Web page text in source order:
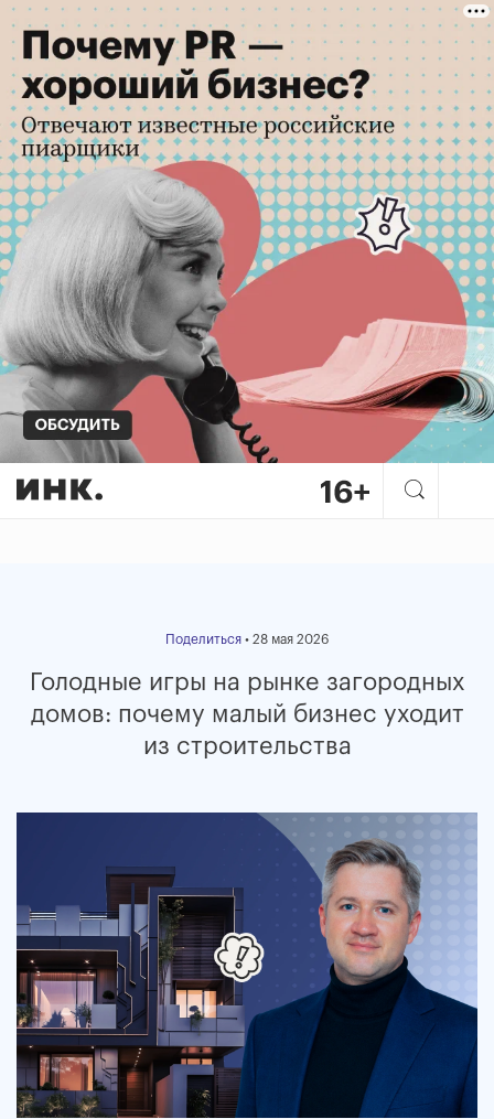
Голодные игры на рынке
Поделиться • 28 мая 2026
Голодные игры на рынке загородных
домов: почему малый бизнес уходит
из строительства